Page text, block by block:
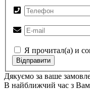
Я прочитал(а) и
Відправити
Дякуємо за ваше
В найближчий час з